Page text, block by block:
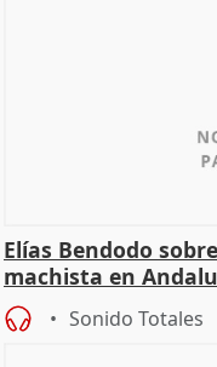
Elías Bendodo
machista en
Sonido Totales